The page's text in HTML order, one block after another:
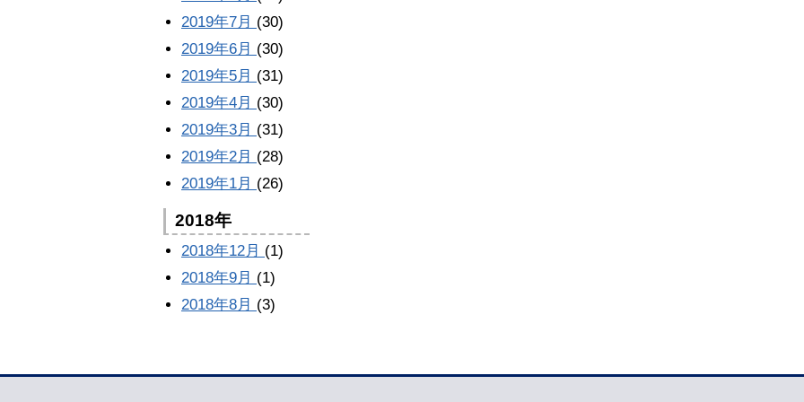
2019年7月 (30)
2019年6月 (30)
2019年5月 (31)
2019年4月 (30)
2019年3月 (31)
2019年2月 (28)
2019年1月 (26)
2018年
2018年12月 (1)
2018年9月 (1)
2018年8月 (3)